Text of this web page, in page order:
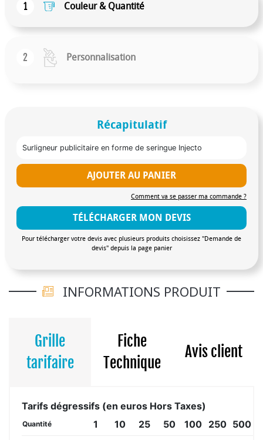
1 Couleur & Quantité
2 Personnalisation
Récapitulatif
Surligneur publicitaire en forme de seringue Injecto
AJOUTER AU PANIER
Comment va se passer ma commande ?
TÉLÉCHARGER MON DEVIS
Pour télécharger votre devis avec plusieurs produits choisissez "Demande de
devis" depuis la page panier
INFORMATIONS PRODUIT
Grille
tarifaire
Fiche
Technique
Avis client
Tarifs dégressifs (en euros Hors Taxes)
Quantité 1 10 25 50 100 250 500